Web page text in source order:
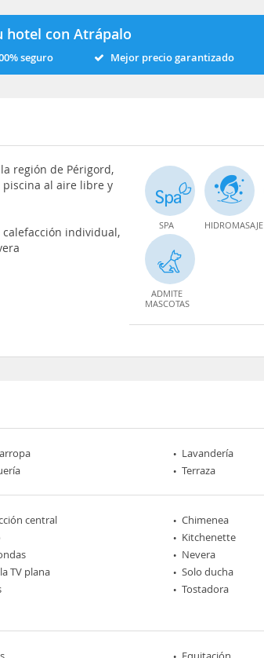
hotel con Atrápalo
seguro Mejor precio garantizado
región de Périgord,
piscina al aire libre y
calefacción individual,
SPA HIDROMASAJE
ADMITE
MASCOTAS
Lavandería
Terraza
central
Chimenea
Kitchenette
Nevera
TV plana
Solo ducha
Tostadora